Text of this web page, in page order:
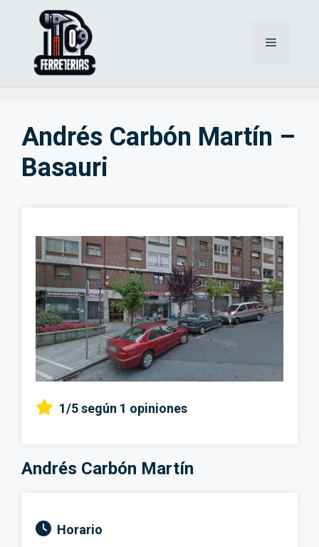
Menú
Andrés Carbón Martín –
Basauri
1/5según 1 opiniones
Andrés Carbón Martín
Horario